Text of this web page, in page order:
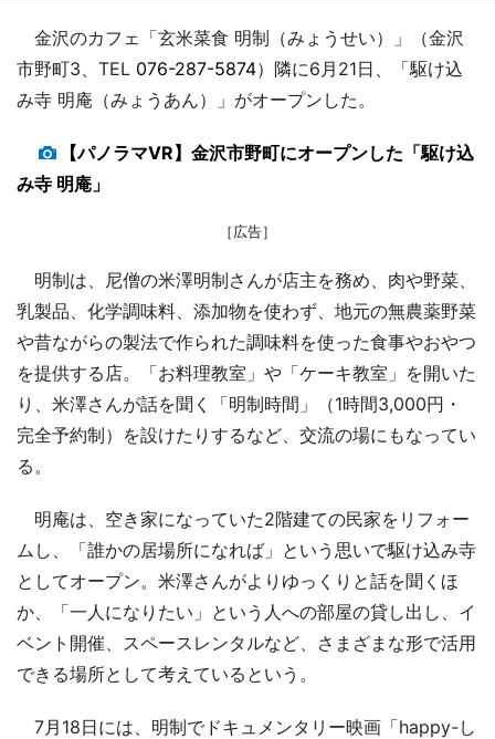
金沢のカフェ「玄米菜食 明制（みょうせい）」（金沢
市野町3、TEL 076-287-5874）隣に6月21日、「駆け込
み寺 明庵（みょうあん）」がオープンした。
【パノラマVR】金沢市野町にオープンした「駆け込
み寺 明庵」
［広告］
明制は、尼僧の米澤明制さんが店主を務め、肉や野菜、
乳製品、化学調味料、添加物を使わず、地元の無農薬野菜
や昔ながらの製法で作られた調味料を使った食事やおやつ
を提供する店。「お料理教室」や「ケーキ教室」を開いた
り、米澤さんが話を聞く「明制時間」（1時間3,000円・
完全予約制）を設けたりするなど、交流の場にもなってい
る。
明庵は、空き家になっていた2階建ての民家をリフォー
ムし、「誰かの居場所になれば」という思いで駆け込み寺
としてオープン。米澤さんがよりゆっくりと話を聞くほ
か、「一人になりたい」という人への部屋の貸し出し、イ
ベント開催、スペースレンタルなど、さまざまな形で活用
できる場所として考えているという。
7月18日には、明制でドキュメンタリー映画「happy-し